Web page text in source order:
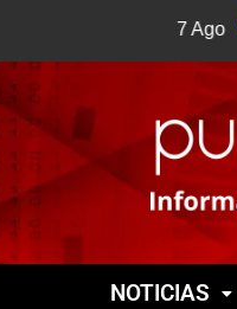
+20°C
NOTICIAS